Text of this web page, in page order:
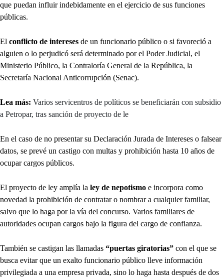
que puedan influir indebidamente en el ejercicio de sus funciones
públicas.
El conflicto de intereses de un funcionario público o si favoreció a
alguien o lo perjudicó será determinado por el Poder Judicial, el
Ministerio Público, la Contraloría General de la República, la
Secretaría Nacional Anticorrupción (Senac).
Lea más: Varios servicentros de políticos se beneficiarán con subsidio
a Petropar, tras sanción de proyecto de le
En el caso de no presentar su Declaración Jurada de Intereses o falsear
datos, se prevé un castigo con multas y prohibición hasta 10 años de
ocupar cargos públicos.
El proyecto de ley amplía la ley de nepotismo e incorpora como
novedad la prohibición de contratar o nombrar a cualquier familiar,
salvo que lo haga por la vía del concurso. Varios familiares de
autoridades ocupan cargos bajo la figura del cargo de confianza.
También se castigan las llamadas “puertas giratorias” con el que se
busca evitar que un exalto funcionario público lleve información
privilegiada a una empresa privada, sino lo haga hasta después de dos